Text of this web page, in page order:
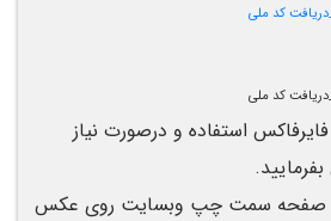
فایرفاکس استفاده و درصورت نیاز
صفحه سمت چپ وبسایت روی عکس